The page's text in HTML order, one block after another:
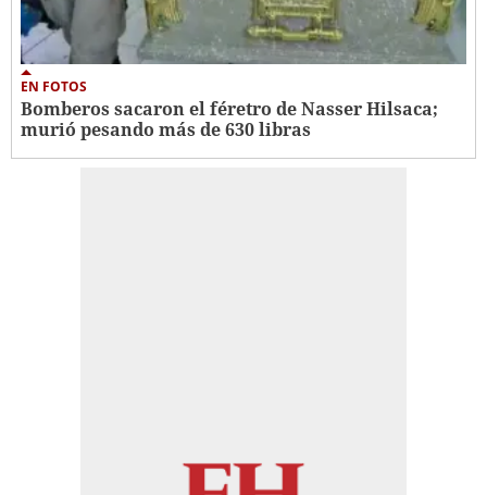
EN FOTOS
Bomberos sacaron el féretro de Nasser Hilsaca;
murió pesando más de 630 libras